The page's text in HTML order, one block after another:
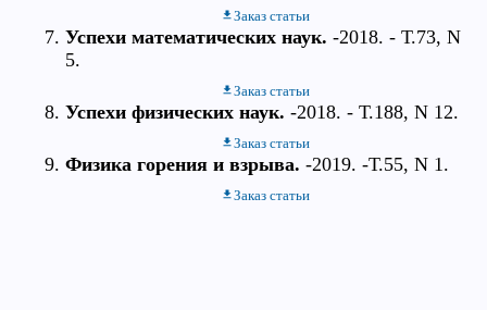
Заказ статьи
Успехи математических наук. -2018. - Т.73, N
5.
Заказ статьи
Успехи физических наук. -2018. - Т.188, N 12.
Заказ статьи
Физика горения и взрыва. -2019. -Т.55, N 1.
Заказ статьи